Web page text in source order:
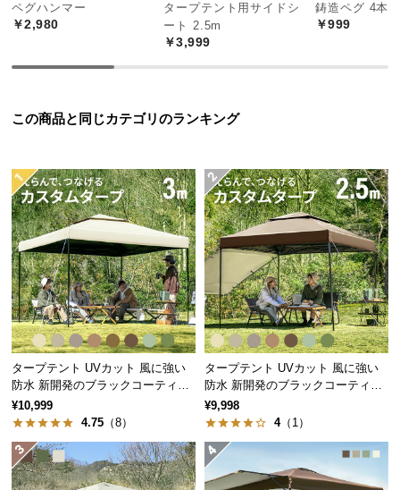
中
型
品
配
つ
い
て
小
型
商
品
の
配
送
に
つ
い
て
ペグハンマー
￥2,980
タープテント用サイドシ
ート 2.5m
￥3,999
鋳造ペグ 4本
￥999
この商品と同じカテゴリのランキング
タープテント UVカット 風に強い
防水 新開発のブラックコーティン
グタイプも 3m
¥10,999
4.75 （8）
タープテント UVカット 風に強い
防水 新開発のブラックコーティン
グタイプも 2.5m
¥9,998
4（1）